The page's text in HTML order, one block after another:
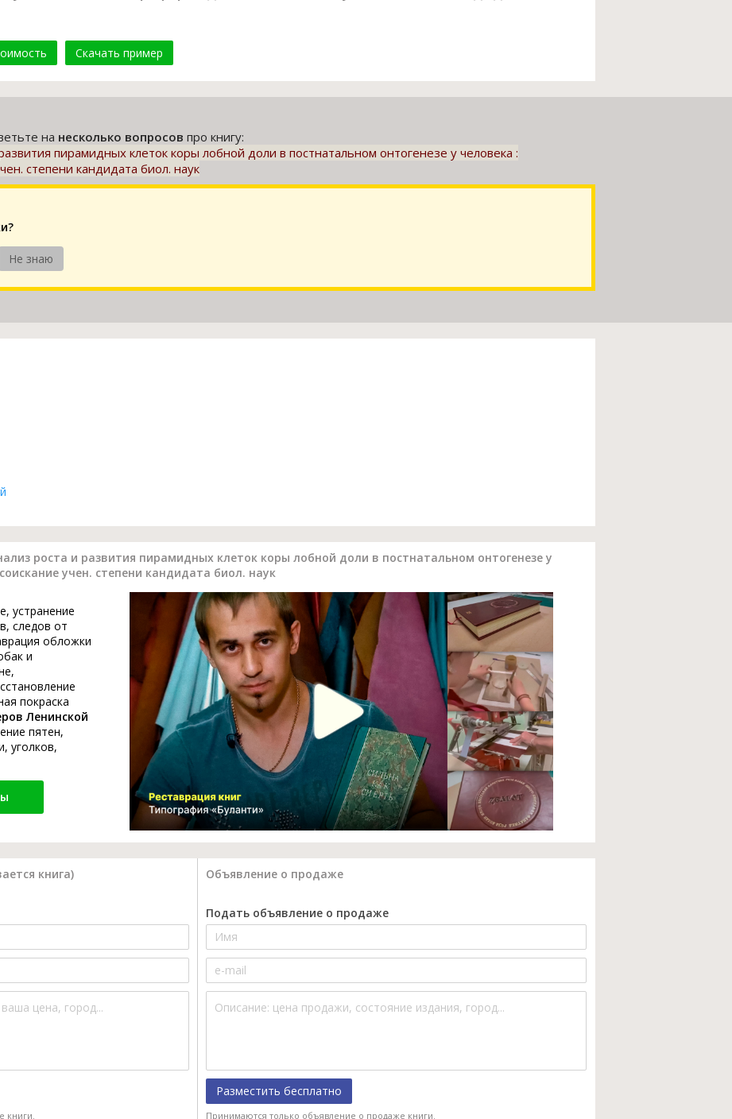
Скачать пример
на несколько вопросов про книгу:
пирамидных клеток коры лобной доли в постнатальном онтогенезе у человека :
степени кандидата биол. наук
Не знаю
роста и развития пирамидных клеток коры лобной доли в постнатальном онтогенезе у
учен. степени кандидата биол. наук
устранение
следов от
обложки
и
покраска
Ленинской
пятен,
уголков,
книга) Объявление о продаже
книги.
Подать объявление о продаже
Разместить бесплатно
Принимаются только объявление о продаже книги.